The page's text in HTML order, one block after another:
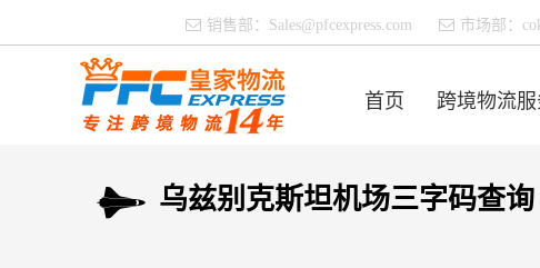
销售部： Sales@pfcexpress.com 市场部：
首页 跨境物流服
乌兹别克斯坦机场三字码查询